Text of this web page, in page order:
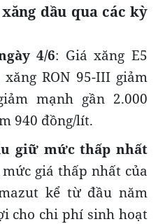
dầu qua các kỳ
4/6: Giá xăng E5
RON 95-III giảm
mạnh gần 2.000
940 đồng/lít.
giữ mức thấp nhất
giá thấp nhất của
kể từ đầu năm
cho chi phí sinh hoạt